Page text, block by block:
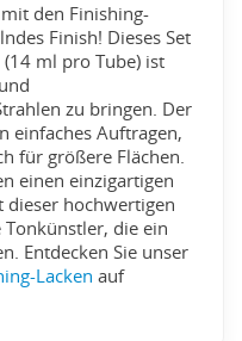
den Finishing-
Finish! Dieses Set
ml pro Tube) ist
zu bringen. Der
einfaches Auftragen,
für größere Flächen.
einen einzigartigen
dieser hochwertigen
Tonkünstler, die ein
Entdecken Sie unser
Lacken auf